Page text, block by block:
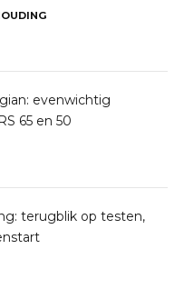
evenwichtig
65 en 50
terugblik op testen,